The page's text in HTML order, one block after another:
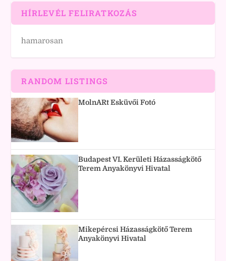
HÍRLEVÉL FELIRATKOZÁS
hamarosan
RANDOM LISTINGS
MolnARt Esküvői Fotó
Budapest VI. Kerületi Házasságkötő
Terem Anyakönyvi Hivatal
Mikepércsi Házasságkötő Terem
Anyakönyvi Hivatal